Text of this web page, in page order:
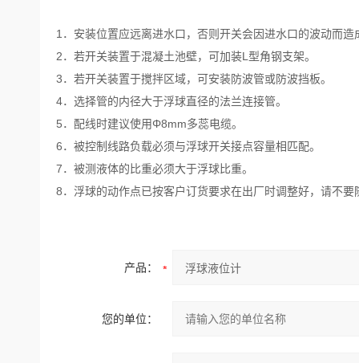
1．安装位置应远离进水口，否则开关会因进水口的波动而造
2．若开关装置于混凝土池壁，可加装L型角钢支架。
3．若开关装置于搅拌区域，可安装防波管或防波挡板。
4．选择管的内径大于浮球直径的法兰连接管。
5．配线时建议使用Φ8mm多蕊电缆。
6．被控制线路负载必须与浮球开关接点容量相匹配。
7．被测液体的比重必须大于浮球比重。
8．浮球的动作点已按客户订货要求在出厂时调整好，请不要
产品：
您的单位：